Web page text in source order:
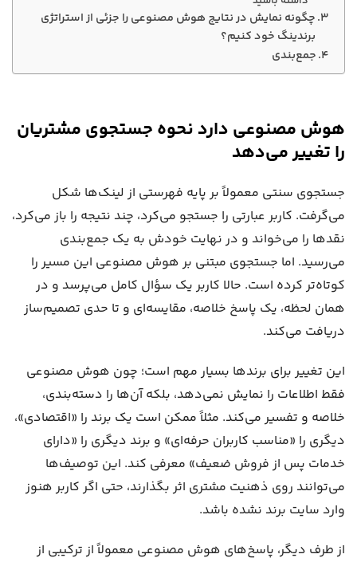
چگونه نمایش در نتایج هوش مصنوعی را جزئی از استراتژی
برندینگ خود کنیم؟
جمع‌بندی
هوش مصنوعی دارد نحوه جستجوی مشتریان
را تغییر می‌دهد
جستجوی سنتی معمولاً بر پایه فهرستی از لینک‌ها شکل
می‌گرفت. کاربر عبارتی را جستجو می‌کرد، چند نتیجه را باز می‌کرد،
نقدها را می‌خواند و در نهایت خودش به یک جمع‌بندی
می‌رسید. اما جستجوی مبتنی بر هوش مصنوعی این مسیر را
کوتاه‌تر کرده است. حالا کاربر یک سؤال کامل می‌پرسد و در
همان لحظه، یک پاسخ خلاصه، مقایسه‌ای و تا حدی تصمیم‌ساز
دریافت می‌کند.
این تغییر برای برندها بسیار مهم است؛ چون هوش مصنوعی
فقط اطلاعات را نمایش نمی‌دهد، بلکه آن‌ها را دسته‌بندی،
خلاصه و تفسیر می‌کند. مثلاً ممکن است یک برند را «اقتصادی»،
دیگری را «مناسب کاربران حرفه‌ای» و برند دیگری را «دارای
خدمات پس از فروش ضعیف» معرفی کند. این توصیف‌ها
می‌توانند روی ذهنیت مشتری اثر بگذارند، حتی اگر کاربر هنوز
وارد سایت برند نشده باشد.
از طرف دیگر، پاسخ‌های هوش مصنوعی معمولاً از ترکیبی از